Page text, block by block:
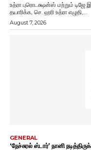
உத்ரா புரொடக்ஷன்ஸ் மற்றும்
தயாரிக்க, செ. ஹரி உத்ரா எழுதி,...
August 7, 2026
GENERAL
‘நேச்சுரல் ஸ்டார்’ நானி